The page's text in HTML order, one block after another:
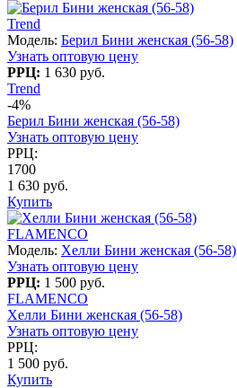
Trend
Модель: Берил Бини женская (56-58)
Узнать оптовую цену
РРЦ: 1 630 руб.
Trend
-4%
Берил Бини женская (56-58)
Узнать оптовую цену
РРЦ:
1700
1 630 руб.
Купить
FLAMENCO
Модель: Хелли Бини женская (56-58)
Узнать оптовую цену
РРЦ: 1 500 руб.
FLAMENCO
Хелли Бини женская (56-58)
Узнать оптовую цену
РРЦ:
1 500 руб.
Купить